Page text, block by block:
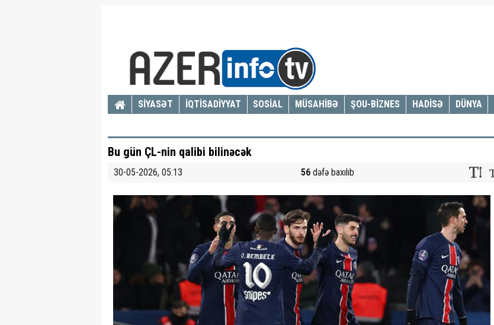
SİYASƏT İQTİSADİYYAT SOSİAL MÜSAHİBƏ ŞOU-BİZNES HADİSƏ DÜNYA
Bu gün ÇL-nin qalibi bilinəcək
30-05-2026, 05:13 56 dəfə baxılıb